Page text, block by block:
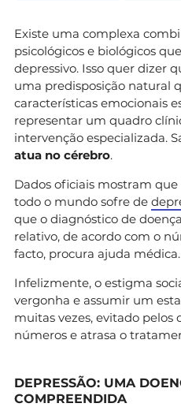
Existe uma complexa
psicológicos e biológicos
depressivo. Isso quer dizer
uma predisposição natural
características emocionais
representar um quadro
intervenção especializada.
atua no cérebro.
Dados oficiais mostram
todo o mundo sofre de
que o diagnóstico de
relativo, de acordo com o
facto, procura ajuda médica.
Infelizmente, o estigma
vergonha e assumir um
muitas vezes, evitado pelos
números e atrasa o
DEPRESSÃO: UMA
COMPREENDIDA